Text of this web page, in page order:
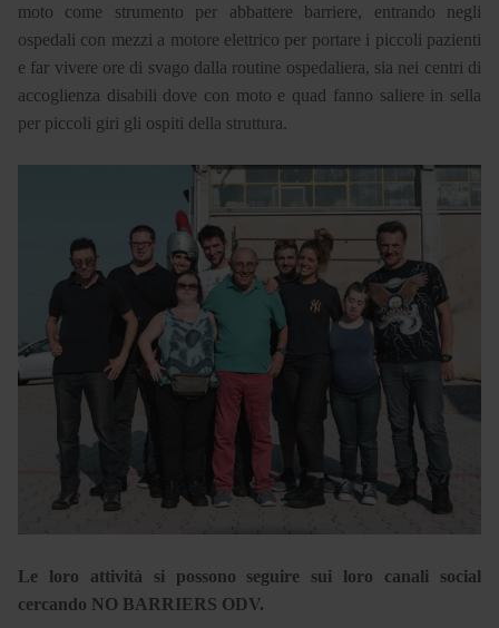
moto come strumento per abbattere barriere, entrando negli
ospedali con mezzi a motore elettrico per portare i piccoli pazienti
e far vivere ore di svago dalla routine ospedaliera, sia nei centri di
accoglienza disabili dove con moto e quad fanno saliere in sella
per piccoli giri gli ospiti della struttura.
Le loro attività si possono seguire sui loro canali social
cercando NO BARRIERS ODV.